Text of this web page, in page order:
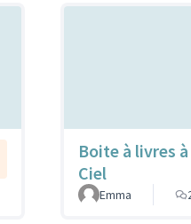
Boite à livres
Ciel
Emma